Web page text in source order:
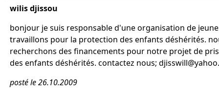
wilis djissou
bonjour je suis responsable d'une organisation de
travaillons pour la protection des enfants déshérités.
recherchons des financements pour notre projet de
des enfants déshérités. contactez nous;
posté le 26.10.2009